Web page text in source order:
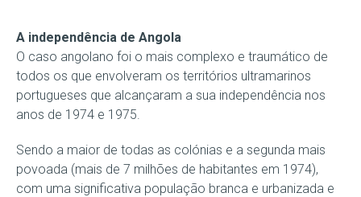
A independência de Angola
O caso angolano foi o mais complexo e traumático de
todos os que envolveram os territórios ultramarinos
portugueses que alcançaram a sua independência nos
anos de 1974 e 1975.
Sendo a maior de todas as colónias e a segunda mais
povoada (mais de 7 milhões de habitantes em 1974),
com uma significativa população branca e urbanizada e